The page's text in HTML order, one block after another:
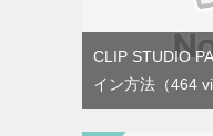
CLIP STUDIO
イン方法 （464